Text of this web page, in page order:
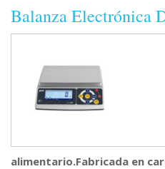
Balanza Electrónica
alimentario.Fabricada en